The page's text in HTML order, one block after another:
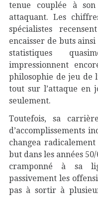
tenue couplée à
attaquant. Les
spécialistes
encaisser de buts
statistiques
impressionnent
philosophie de jeu de
tout sur l’attaque en
seulement.
Toutefois, sa
d’accomplissements
changea
but dans les années
cramponné à sa
passivement les
pas à sortir à